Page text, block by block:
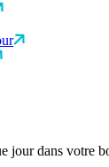
jour dans votre